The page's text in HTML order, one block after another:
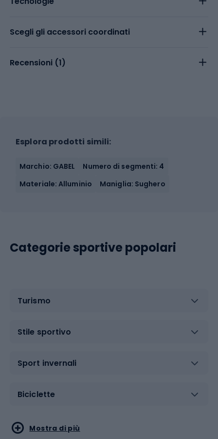
Scegli gli accessori coordinati
Recensioni (1)
Esplora prodotti simili:
Marchio: GABEL
Numero di segmenti: 4
Materiale: Alluminio
Maniglia: Sughero
Categorie sportive popolari
Turismo
Stile sportivo
Sport invernali
Biciclette
Sport acquatici
Sport di arti marziali
Mostra di più